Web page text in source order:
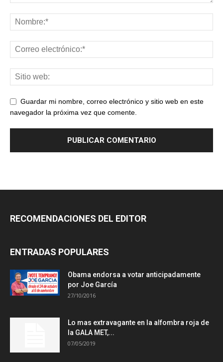
Guardar mi nombre, correo electrónico y sitio web en este
navegador la próxima vez que comente.
RECOMENDACIONES DEL EDITOR
ENTRADAS POPULARES
Obama endorsa a votar anticipadamente
por Joe García
27/10/2016
Lo mas extravagante en la alfombra roja de
la GALA MET,...
07/05/2019